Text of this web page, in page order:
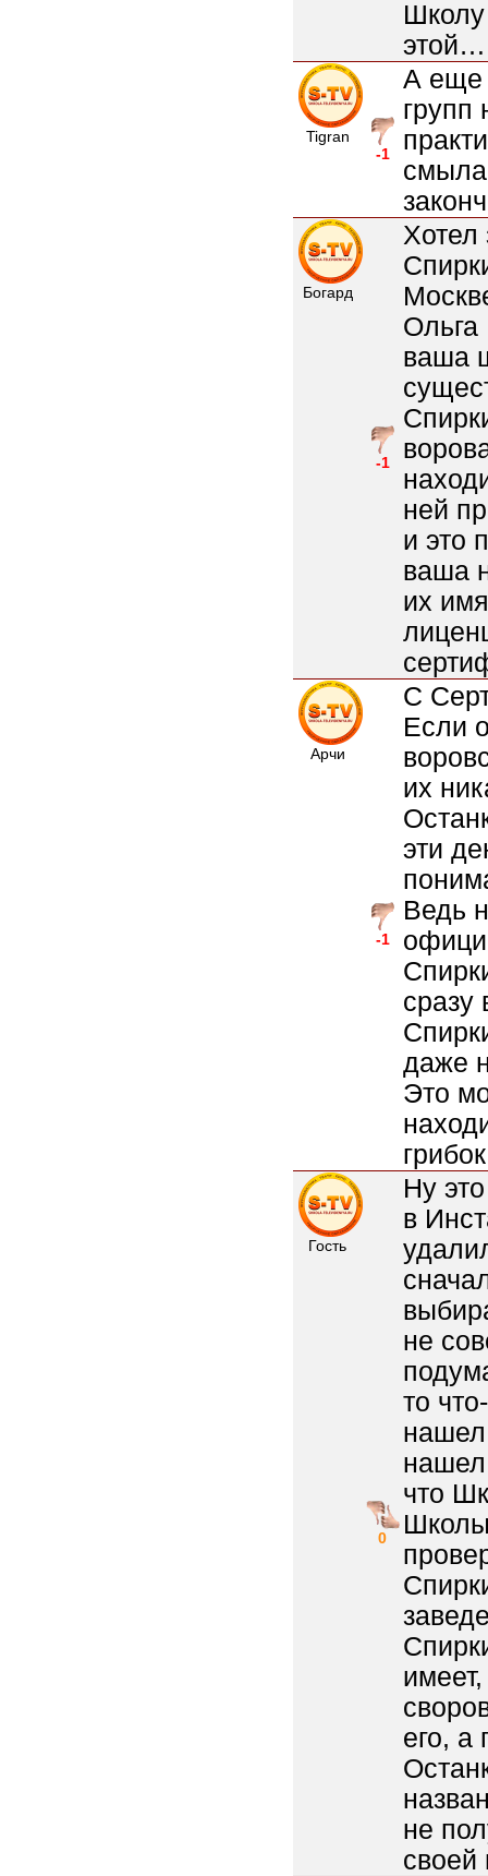
Tigran
-1
А еще
групп
Богард
-1
Хотел
ваша
ней
и это
ваша
их
Арчи
-1
С
Если
их
эти
Ведь
сразу
даже
Это
Гость
0
Ну
в
не
то
нашел
нашел
что
его, а
не
своей